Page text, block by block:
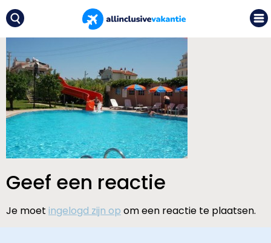
Geef een reactie
Je moet ingelogd zijn op om een reactie te plaatsen.